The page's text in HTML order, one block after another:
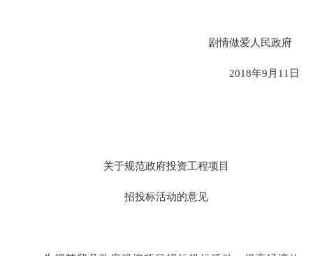
剧情做爱人民政府
2018年9月11日
关于规范政府投资工程项目
招投标活动的意见